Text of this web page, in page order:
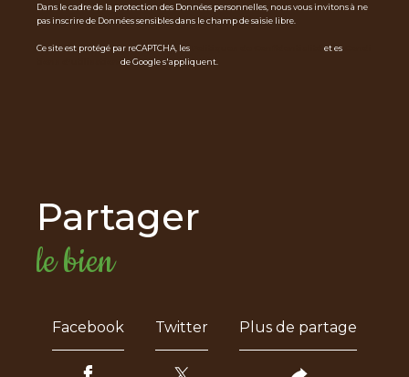
Dans le cadre de la protection des Données personnelles, nous vous invitons à ne
pas inscrire de Données sensibles dans le champ de saisie libre.
Ce site est protégé par reCAPTCHA, les et es
de Google s'appliquent.
partager
le bien
Facebook Twitter Plus de partage